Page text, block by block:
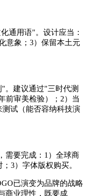
通用语"。设计应当：
意象；3）保留本土元
。建议通过"三时代测
前审美检验）；2）当
试（能否容纳科技演
需要完成：1）全球商
3）字体版权购买。
已演变为品牌的战略
商业理性，既要成